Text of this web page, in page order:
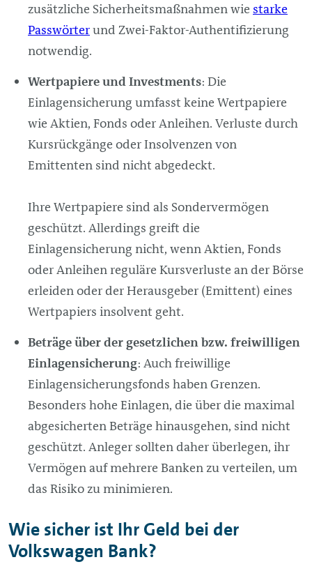
zusätzliche Sicherheitsmaßnahmen wie starke
Passwörterund Zwei-Faktor-Authentifizierung
notwendig.
Wertpapiere und Investments: Die
Einlagensicherung umfasst keine Wertpapiere
wie Aktien, Fonds oder Anleihen. Verluste durch
Kursrückgänge oder Insolvenzen von
Emittenten sind nicht abgedeckt.
Ihre Wertpapiere sind als Sondervermögen
geschützt. Allerdings greift die
Einlagensicherung nicht, wenn Aktien, Fonds
oder Anleihen reguläre Kursverluste an der Börse
erleiden oder der Herausgeber (Emittent) eines
Wertpapiers insolvent geht.
Beträge über der gesetzlichen bzw. freiwilligen
Einlagensicherung: Auch freiwillige
Einlagensicherungsfonds haben Grenzen.
Besonders hohe Einlagen, die über die maximal
abgesicherten Beträge hinausgehen, sind nicht
geschützt. Anleger sollten daher überlegen, ihr
Vermögen auf mehrere Banken zu verteilen, um
das Risiko zu minimieren.
Wie sicher ist Ihr Geld bei der
Volkswagen Bank?